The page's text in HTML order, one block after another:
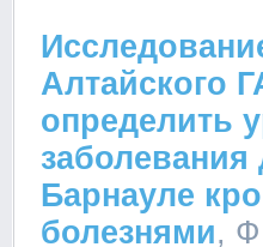
Алтайского
определить
Барнауле
болезнями,